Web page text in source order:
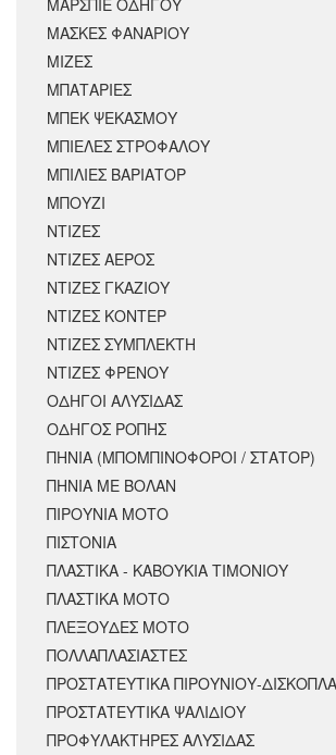
ΜΑΣΚΕΣ ΦΑΝΑΡΙΟΥ
ΜΙΖΕΣ
ΜΠΑΤΑΡΙΕΣ
ΜΠΕΚ ΨΕΚΑΣΜΟΥ
ΜΠΙΕΛΕΣ ΣΤΡΟΦΑΛΟΥ
ΜΠΙΛΙΕΣ ΒΑΡΙΑΤΟΡ
ΜΠΟΥΖΙ
ΝΤΙΖΕΣ
ΝΤΙΖΕΣ ΑΕΡΟΣ
ΝΤΙΖΕΣ ΓΚΑΖΙΟΥ
ΝΤΙΖΕΣ ΚΟΝΤΕΡ
ΝΤΙΖΕΣ ΣΥΜΠΛΕΚΤΗ
ΝΤΙΖΕΣ ΦΡΕΝΟΥ
ΟΔΗΓΟΙ ΑΛΥΣΙΔΑΣ
ΟΔΗΓΟΣ ΡΟΠΗΣ
ΠΗΝΙΑ (ΜΠΟΜΠΙΝΟΦΟΡΟΙ / ΣΤΑΤΟΡ)
ΠΗΝΙΑ ΜΕ ΒΟΛΑΝ
ΠΙΡΟΥΝΙΑ ΜΟΤΟ
ΠΙΣΤΟΝΙΑ
ΠΛΑΣΤΙΚΑ - ΚΑΒΟΥΚΙΑ ΤΙΜΟΝΙΟΥ
ΠΛΑΣΤΙΚΑ ΜΟΤΟ
ΠΛΕΞΟΥΔΕΣ ΜΟΤΟ
ΠΟΛΛΑΠΛΑΣΙΑΣΤΕΣ
ΠΡΟΣΤΑΤΕΥΤΙΚΑ ΠΙΡΟΥΝΙΟΥ-
ΠΡΟΣΤΑΤΕΥΤΙΚΑ ΨΑΛΙΔΙΟΥ
ΠΡΟΦΥΛΑΚΤΗΡΕΣ ΑΛΥΣΙΔΑΣ